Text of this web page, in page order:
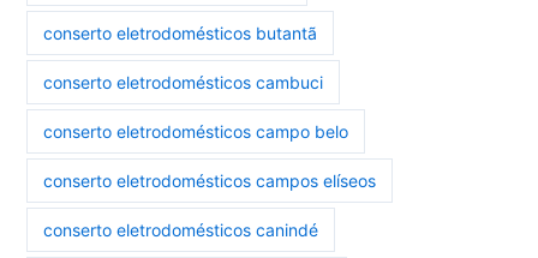
conserto eletrodomésticos butantã
conserto eletrodomésticos cambuci
conserto eletrodomésticos campo belo
conserto eletrodomésticos campos elíseos
conserto eletrodomésticos canindé